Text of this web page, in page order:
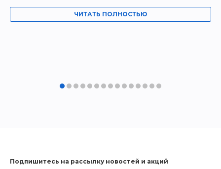
ЧИТАТЬ ПОЛНОСТЬЮ
Подпишитесь на рассылку новостей и акций